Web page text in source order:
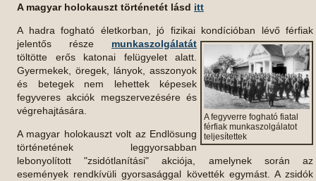
A magyar holokauszt történetét lásd itt
A hadra fogható életkorban, jó fizikai kondícióban lévő férfiak
jelentős
A fegyverre fogható fiatal
férfiak munkaszolgálatot
teljesítettek
része munkaszolgálatát
töltötte erős katonai felügyelet alatt.
Gyermekek, öregek, lányok, asszonyok
és betegek nem lehettek képesek
fegyveres akciók megszervezésére és
végrehajtására.
A magyar holokauszt volt az Endlösung
történetének leggyorsabban
lebonyolított "zsidótlanítási" akciója, amelynek során az
események rendkívüli gyorsasággal követték egymást. A zsidók